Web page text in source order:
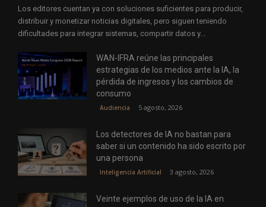
Los editores cuentan ya con soluciones suficientes para producir,
distribuir y monetizar noticias digitales, pero siguen teniendo
dificultades para integrar sistemas, compartir datos y...
WAN-IFRA reúne las principales
estrategias de los medios ante la IA, la
pérdida de ingresos y los cambios de
consumo
Audiencia 5 agosto, 2026
Los detectores de IA no bastan para
saber si un contenido ha sido escrito por
una persona
Inteligencia Artificial 3 agosto, 2026
Veinte ejemplos de uso de la IA en